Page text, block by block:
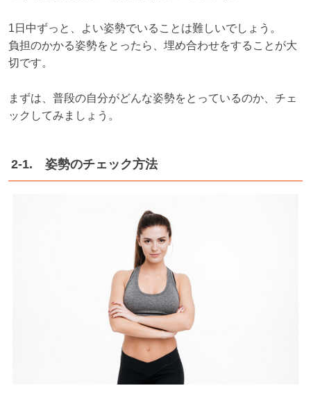
1日中ずっと、よい姿勢でいることは難しいでしょう。
負担のかかる姿勢をとったら、埋め合わせをすることが大
切です。
まずは、普段の自分がどんな姿勢をとっているのか、チェ
ックしてみましょう。
2-1. 姿勢のチェック方法